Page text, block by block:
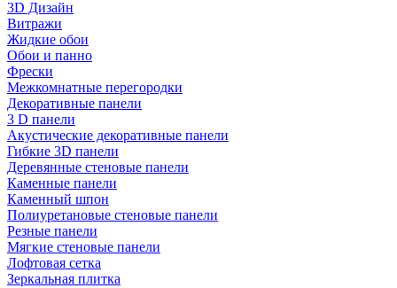
3D Дизайн
Витражи
Жидкие обои
Обои и панно
Фрески
Межкомнатные перегородки
Декоративные панели
3 D панели
Акустические декоративные панели
Гибкие 3D панели
Деревянные стеновые панели
Каменные панели
Каменный шпон
Полиуретановые стеновые панели
Резные панели
Мягкие стеновые панели
Лофтовая сетка
Зеркальная плитка